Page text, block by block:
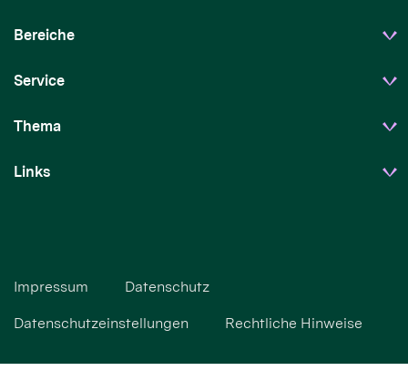
Bereiche
Service
Thema
Links
Impressum Datenschutz
Datenschutzeinstellungen Rechtliche Hinweise